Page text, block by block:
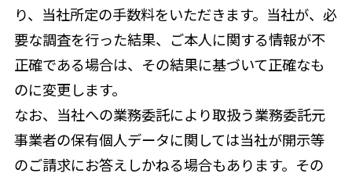
り、当社所定の手数料をいただきます。当社が、必
要な調査を行った結果、ご本人に関する情報が不
正確である場合は、その結果に基づいて正確なも
のに変更します。
なお、当社への業務委託により取扱う業務委託元
事業者の保有個人データに関しては当社が開示等
のご請求にお答えしかねる場合もあります。その